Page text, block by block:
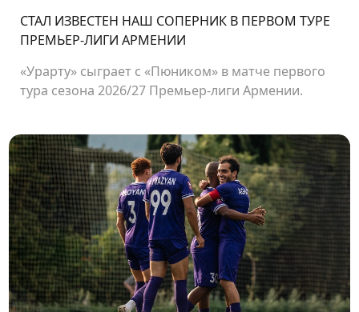
СТАЛ ИЗВЕСТЕН НАШ СОПЕРНИК В ПЕРВОМ ТУРЕ
ПРЕМЬЕР-ЛИГИ АРМЕНИИ
«Урарту» сыграет с «Пюником» в матче первого
тура сезона 2026/27 Премьер-лиги Армении.